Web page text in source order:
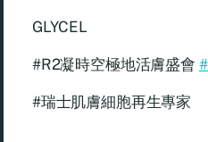
GLYCEL
#R2凝時空極地活膚盛會
#瑞士肌膚細胞再生專家